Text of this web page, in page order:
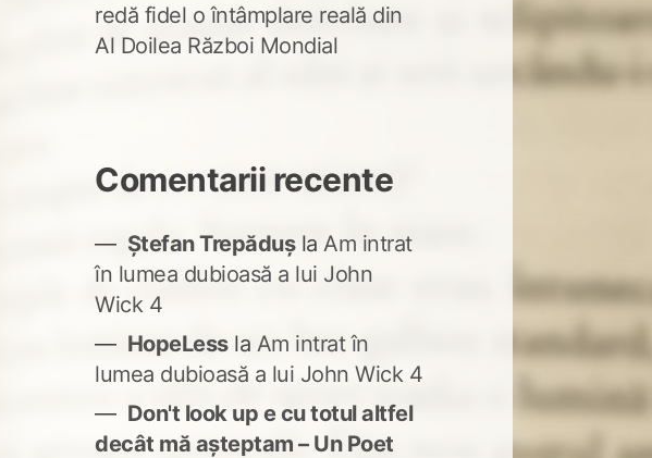
redă fidel o întâmplare reală din
Al Doilea Război Mondial
Comentarii recente
Ștefan Trepădușla Am intrat
în lumea dubioasă a lui John
Wick 4
HopeLessla Am intrat în
lumea dubioasă a lui John Wick 4
Don't look up e cu totul altfel
decât mă așteptam – Un Poet